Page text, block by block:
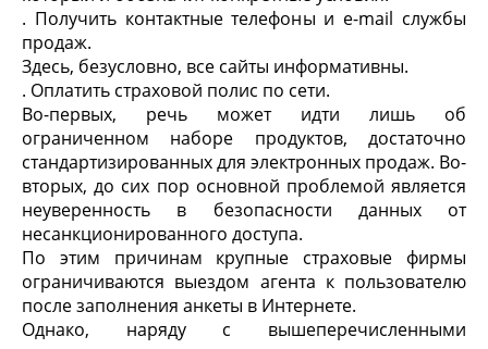
. Получить контактные телефоны и e-mail службы
продаж.
Здесь, безусловно, все сайты информативны.
. Оплатить страховой полис по сети.
Во-первых, речь может идти лишь об
ограниченном наборе продуктов, достаточно
стандартизированных для электронных продаж. Во-
вторых, до сих пор основной проблемой является
неуверенность в безопасности данных от
несанкционированного доступа.
По этим причинам крупные страховые фирмы
ограничиваются выездом агента к пользователю
после заполнения анкеты в Интернете.
Однако, наряду с вышеперечисленными